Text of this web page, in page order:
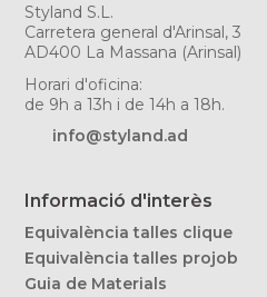
Styland S.L.
Carretera general d'Arinsal, 3
AD400 La Massana (Arinsal)
Horari d'oficina:
de 9h a 13h i de 14h a 18h.
info@styland.ad
Informació d'interès
Equivalència talles clique
Equivalència talles projob
Guia de Materials